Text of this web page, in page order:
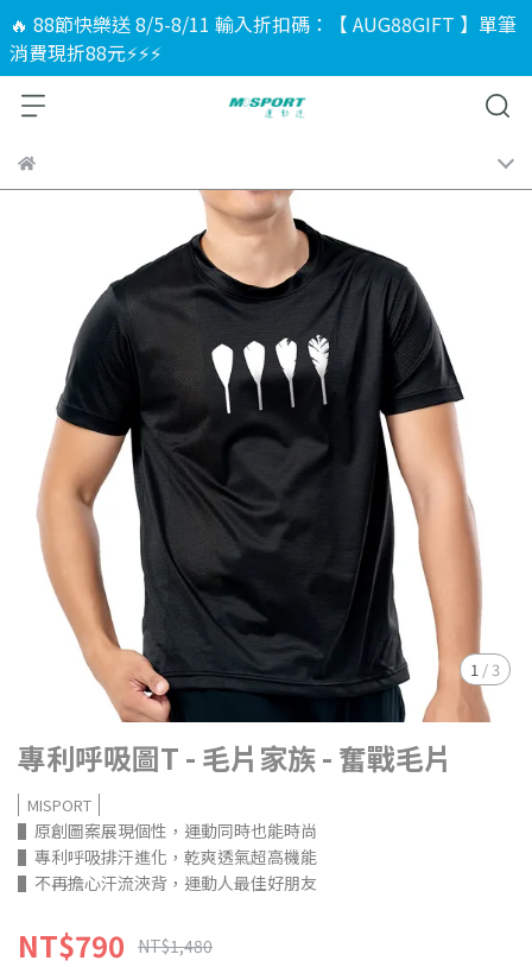
🔥 88節快樂送 8/5-8/11 輸入折扣碼：【 AUG88GIFT 】單筆
消費現折88元⚡⚡⚡
1 /3
專利呼吸圖T - 毛片家族 - 奮戰毛片
MISPORT
▌原創圖案展現個性，運動同時也能時尚
▌專利呼吸排汗進化，乾爽透氣超高機能
▌不再擔心汗流浹背，運動人最佳好朋友
NT$790 NT$1,480